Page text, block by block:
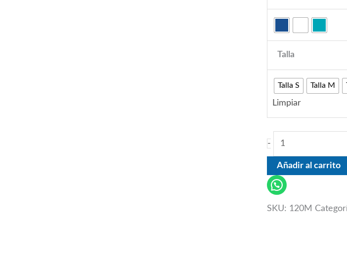
Talla
Talla S Talla M
Limpiar
-
Añadir al carrito
SKU: 120M